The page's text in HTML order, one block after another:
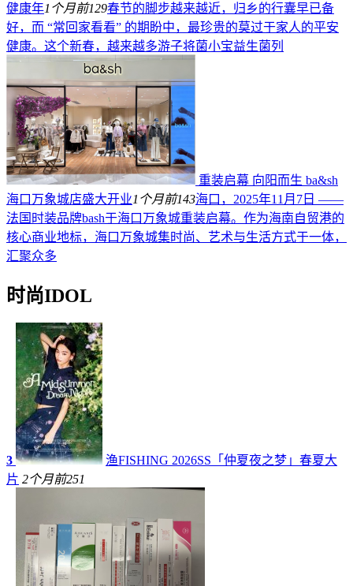
健康年1个月前129春节的脚步越来越近，归乡的行囊早已备
好，而 “常回家看看” 的期盼中，最珍贵的莫过于家人的平安
健康。这个新春，越来越多游子将菌小宝益生菌列
重装启幕 向阳而生 ba&sh
海口万象城店盛大开业1个月前143海口，2025年11月7日 ——
法国时装品牌bash于海口万象城重装启幕。作为海南自贸港的
核心商业地标，海口万象城集时尚、艺术与生活方式于一体，
汇聚众多
时尚IDOL
3
渔FISHING 2026SS「仲夏夜之梦」春夏大
片 2个月前251